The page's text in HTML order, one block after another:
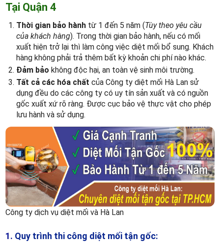
Tại Quận 4
Thời gian bảo hành từ 1 đến 5 năm (Tùy theo yêu cầu
của khách hàng). Trong thời gian bảo hành, nếu có mối
xuất hiện trở lại thì làm công việc diệt mối bổ sung. Khách
hàng không phải trả thêm bất kỳ khoản chi phí nào khác.
Đảm bảo không độc hại, an toàn vệ sinh môi trường.
Tất cả các hóa chất của Công ty diệt mối Hà Lan sử
dụng đều do các công ty có uy tín sản xuất và có nguồn
gốc xuất xứ rõ ràng. Được cục bảo vệ thực vật cho phép
lưu hành và sử dụng.
Công ty dịch vụ diệt mối và Hà Lan
1. Quy trình thi công diệt mối tận gốc: